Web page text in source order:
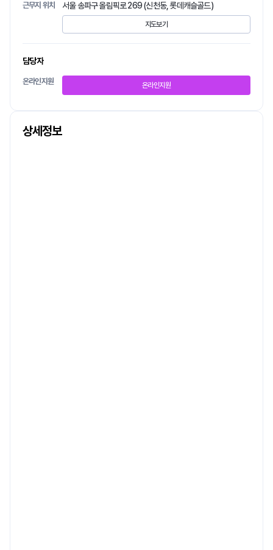
근무지 위치 서울 송파구 올림픽로 269 (신천동, 롯데캐슬골드)
지도보기
담당자
온라인지원 온라인지원
상세정보